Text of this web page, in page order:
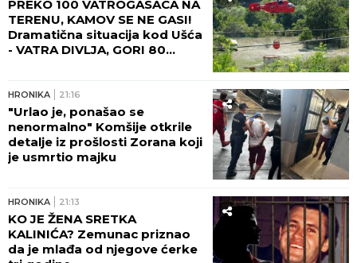
PREKO 100 VATROGASACA NA
TERENU, KAMOV SE NE GASI!
Dramatična situacija kod Ušća
- VATRA DIVLJA, GORI 80
HRONIKA 21:16
"Urlao je, ponašao se
nenormalno" Komšije otkrile
detalje iz prošlosti Zorana koji
je usmrtio majku
HRONIKA 21:13
KO JE ŽENA SRETKA
KALINIĆA? Zemunac priznao
da je mlađa od njegove ćerke